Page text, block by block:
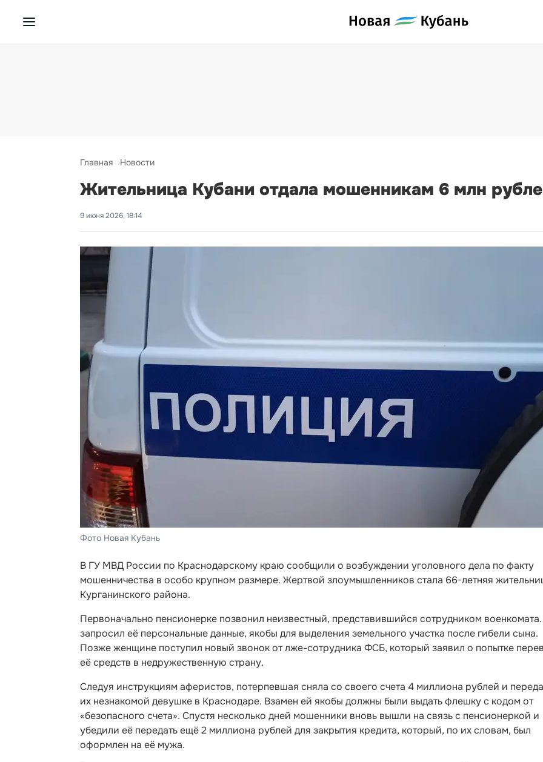
Главная Новости
Жительница Кубани отдала мошенникам 6 млн
9 июня 2026, 18:14
Фото Новая Кубань
В ГУ МВД России по Краснодарскому краю сообщили о возбуждении уголовного дела по факту
мошенничества в особо крупном размере. Жертвой злоумышленников стала 66-летняя
Курганинского района.
Первоначально пенсионерке позвонил неизвестный, представившийся сотрудником
запросил её персональные данные, якобы для выделения земельного участка после гибели сына.
Позже женщине поступил новый звонок от лже-сотрудника ФСБ, который заявил о попытке
её средств в недружественную страну.
Следуя инструкциям аферистов, потерпевшая сняла со своего счета 4 миллиона рублей и
их незнакомой девушке в Краснодаре. Взамен ей якобы должны были выдать флешку с кодом от
«безопасного счета». Спустя несколько дней мошенники вновь вышли на связь с пенсионеркой и
убедили её передать ещё 2 миллиона рублей для закрытия кредита, который, по их словам, был
оформлен на её мужа.